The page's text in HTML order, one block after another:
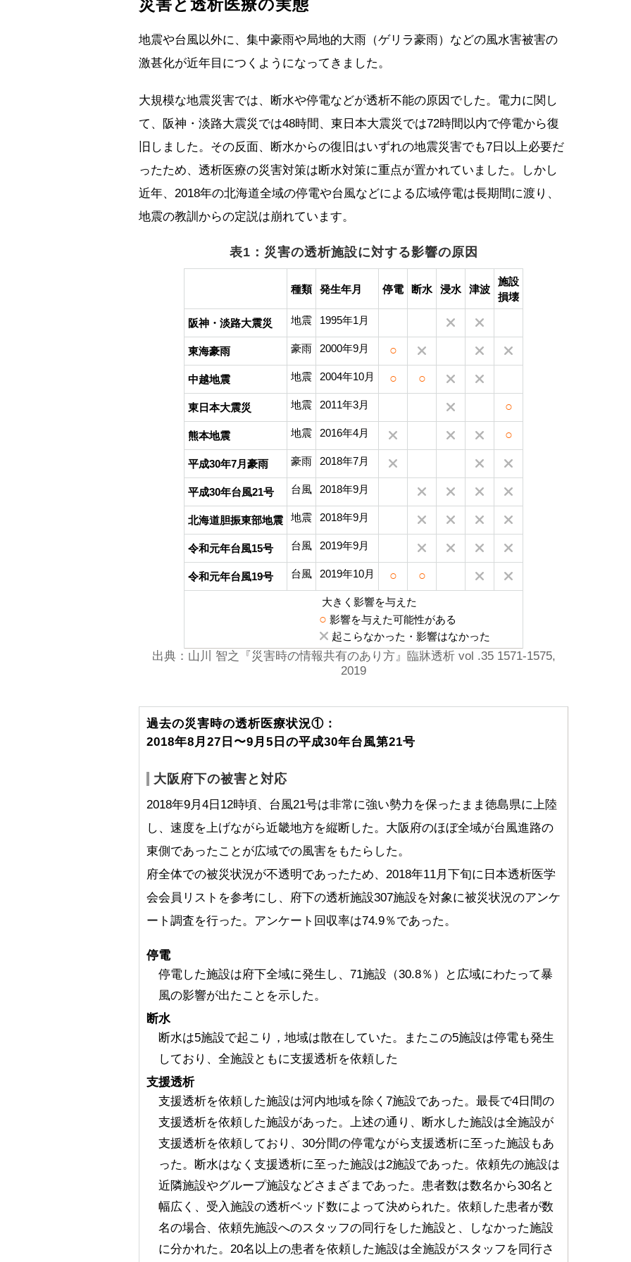
災害と透析医療の実態
地震や台風以外に、集中豪雨や局地的大雨（ゲリラ豪雨）などの風水害被害の
激甚化が近年目につくようになってきました。
大規模な地震災害では、断水や停電などが透析不能の原因でした。電力に関し
て、阪神・淡路大震災では48時間、東日本大震災では72時間以内で停電から復
旧しました。その反面、断水からの復旧はいずれの地震災害でも7日以上必要だ
ったため、透析医療の災害対策は断水対策に重点が置かれていました。しかし
近年、2018年の北海道全域の停電や台風などによる広域停電は長期間に渡り、
地震の教訓からの定説は崩れています。
表1：災害の透析施設に対する影響の原因
種類 発生年月 停電 断水 浸水 津波
施設
損壊
阪神・淡路大震災 地震 1995年1月
東海豪雨 豪雨 2000年9月 ○
中越地震 地震 2004年10月 ○ ○
東日本大震災 地震 2011年3月 ○
熊本地震 地震 2016年4月 ○
平成30年7月豪雨 豪雨 2018年7月
平成30年台風21号 台風 2018年9月
北海道胆振東部地震 地震 2018年9月
令和元年台風15号 台風 2019年9月
令和元年台風19号 台風 2019年10月 ○ ○
大きく影響を与えた
○ 影響を与えた可能性がある
起こらなかった・影響はなかった
出典：山川 智之『災害時の情報共有のあり方』臨牀透析 vol .35 1571-1575,
2019
過去の災害時の透析医療状況①：
2018年8月27日〜9月5日の平成30年台風第21号
大阪府下の被害と対応
2018年9月4日12時頃、台風21号は非常に強い勢力を保ったまま徳島県に上陸
し、速度を上げながら近畿地方を縦断した。大阪府のほぼ全域が台風進路の
東側であったことが広域での風害をもたらした。
府全体での被災状況が不透明であったため、2018年11月下旬に日本透析医学
会会員リストを参考にし、府下の透析施設307施設を対象に被災状況のアンケ
ート調査を行った。アンケート回収率は74.9％であった。
停電
停電した施設は府下全域に発生し、71施設（30.8％）と広域にわたって暴
風の影響が出たことを示した。
断水
断水は5施設で起こり，地域は散在していた。またこの5施設は停電も発生
しており、全施設ともに支援透析を依頼した
支援透析
支援透析を依頼した施設は河内地域を除く7施設であった。最長で4日間の
支援透析を依頼した施設があった。上述の通り、断水した施設は全施設が
支援透析を依頼しており、30分間の停電ながら支援透析に至った施設もあ
った。断水はなく支援透析に至った施設は2施設であった。依頼先の施設は
近隣施設やグループ施設などさまざまであった。患者数は数名から30名と
幅広く、受入施設の透析ベッド数によって決められた。依頼した患者が数
名の場合、依頼先施設へのスタッフの同行をした施設と、しなかった施設
に分かれた。20名以上の患者を依頼した施設は全施設がスタッフを同行さ